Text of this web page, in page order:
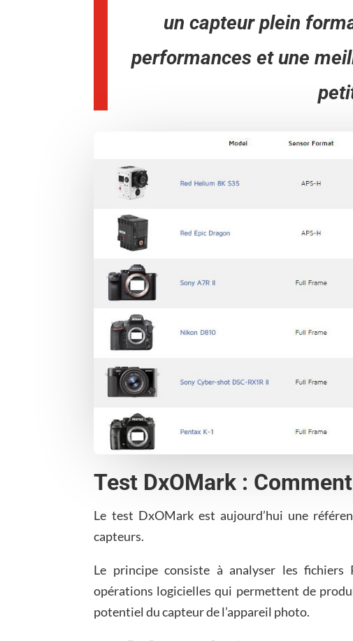
un capteur plein
performances et une
Test DxOMark :
Le test DxOMark est aujourd’hui une
capteurs.
Le principe consiste à analyser les
opérations logicielles qui permettent de
potentiel du capteur de l’appareil photo.